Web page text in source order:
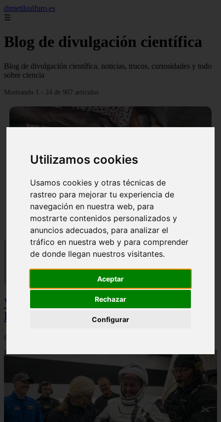
Utilizamos cookies
Usamos cookies y otras técnicas de
rastreo para mejorar tu experiencia de
navegación en nuestra web, para
mostrarte contenidos personalizados y
anuncios adecuados, para analizar el
tráfico en nuestra web y para comprender
de donde llegan nuestros visitantes.
Aceptar
Rechazar
Configurar
dimetilsulfuro.es
☰
Blog de divulgación científica
Blog de divulgación científica, noticias, trucos, curiosidades y todo
sobre ciencia
Mostrando 1 - 24 de 907 artículos
En África harán lo que parecía imposible: Utilizarán
moléculas de agua para cocinar sus alimentos
Video Advertencias desde la cúspide de la
IA: Hinton y el posible colapso social
06/03/2026